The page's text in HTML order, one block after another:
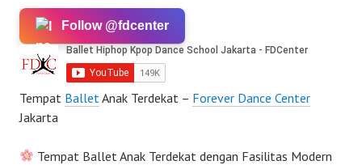
Follow @fdcenter
Tempat Ballet Anak Terdekat – Forever Dance Center
Jakarta
Tempat Ballet Anak Terdekat dengan Fasilitas Modern